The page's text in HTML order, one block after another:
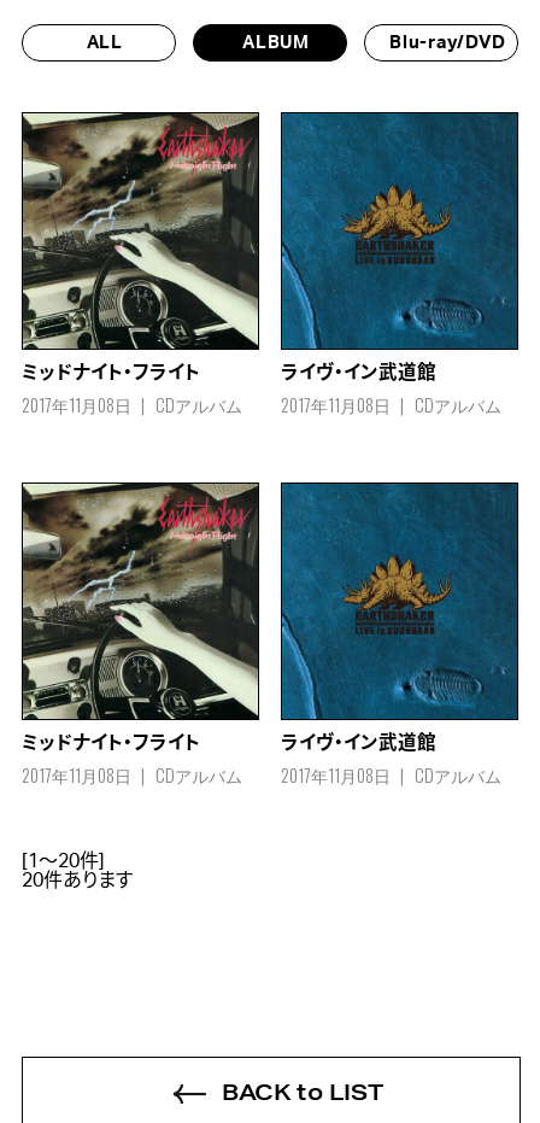
ALL ALBUM Blu-ray/DVD
ミッドナイト・フライト
2017年11月08日 CDアルバム
ライヴ・イン武道館
2017年11月08日 CDアルバム
ミッドナイト・フライト
2017年11月08日 CDアルバム
ライヴ・イン武道館
2017年11月08日 CDアルバム
[1～20件]
20件あります
BACK to LIST